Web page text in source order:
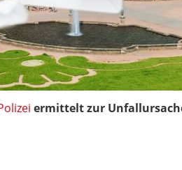
ermittelt zur